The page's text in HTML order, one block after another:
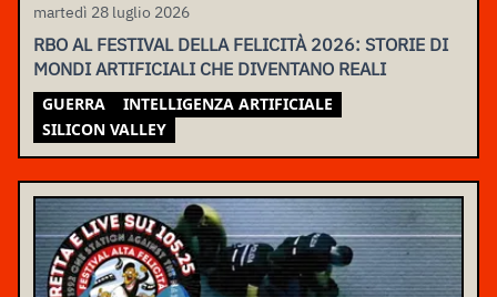
martedì 28 luglio 2026
RBO AL FESTIVAL DELLA FELICITÀ 2026: STORIE DI
MONDI ARTIFICIALI CHE DIVENTANO REALI
GUERRA
INTELLIGENZA ARTIFICIALE
SILICON VALLEY